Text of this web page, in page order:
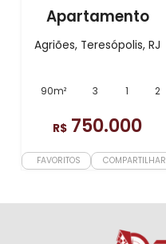
Apartamento
Agriões, Teresópolis, RJ
90m² 3 1 2
R$ 750.000
FAVORITOS COMPARTILHAR